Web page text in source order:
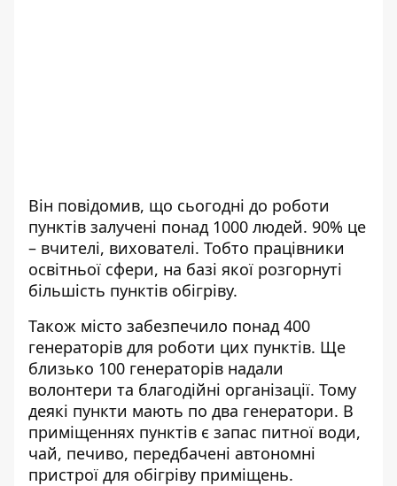
Він повідомив, що сьогодні до роботи
пунктів залучені понад 1000 людей. 90% це
– вчителі, вихователі. Тобто працівники
освітньої сфери, на базі якої розгорнуті
більшість пунктів обігріву.
Також місто забезпечило понад 400
генераторів для роботи цих пунктів. Ще
близько 100 генераторів надали
волонтери та благодійні організації. Тому
деякі пункти мають по два генератори. В
приміщеннях пунктів є запас питної води,
чай, печиво, передбачені автономні
пристрої для обігріву приміщень.